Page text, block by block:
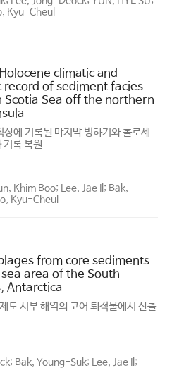
Kyu-Cheul
climatic and
record of sediment facies
Scotia Sea off the northern
에 기록된 마지막 빙하기와 홀로세
기록 복원
Khim Boo; Lee, Jae Il; Bak,
Kyu-Cheul
from core sediments
area of the South
Antarctica
도 서부 해역의 코어 퇴적물에서 산출
Bak, Young-Suk; Lee, Jae Il;